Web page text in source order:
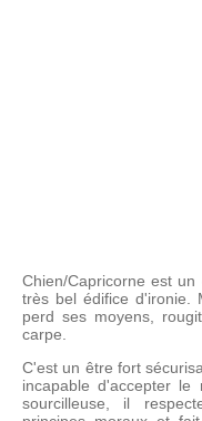
Chien/Capricorne est
très bel édifice d'ironie.
perd ses moyens,
carpe.
C'est un être fort
incapable d'accepter le
sourcilleuse, il